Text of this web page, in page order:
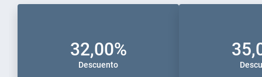
32,00%
Descuento